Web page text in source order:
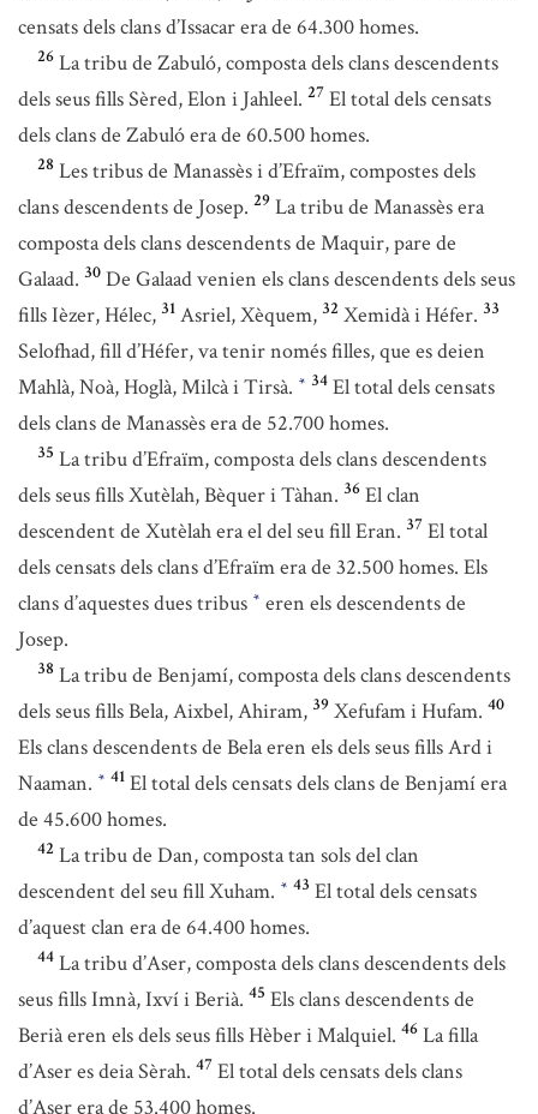
censats dels clans d’Issacar era de 64.300 homes.
26 La tribu de Zabuló, composta dels clans descendents
dels seus fills Sèred, Elon i Jahleel. 27 El total dels censats
dels clans de Zabuló era de 60.500 homes.
28 Les tribus de Manassès i d’Efraïm, compostes dels
clans descendents de Josep. 29 La tribu de Manassès era
composta dels clans descendents de Maquir, pare de
Galaad. 30 De Galaad venien els clans descendents dels seus
fills Ièzer, Hélec, 31 Asriel, Xèquem, 32 Xemidà i Héfer. 33
Selofhad, fill d’Héfer, va tenir només filles, que es deien
Mahlà, Noà, Hoglà, Milcà i Tirsà. * 34 El total dels censats
dels clans de Manassès era de 52.700 homes.
35 La tribu d’Efraïm, composta dels clans descendents
dels seus fills Xutèlah, Bèquer i Tàhan. 36 El clan
descendent de Xutèlah era el del seu fill Eran. 37 El total
dels censats dels clans d’Efraïm era de 32.500 homes. Els
clans d’aquestes dues tribus * eren els descendents de
Josep.
38 La tribu de Benjamí, composta dels clans descendents
dels seus fills Bela, Aixbel, Ahiram, 39 Xefufam i Hufam. 40
Els clans descendents de Bela eren els dels seus fills Ard i
Naaman. * 41 El total dels censats dels clans de Benjamí era
de 45.600 homes.
42 La tribu de Dan, composta tan sols del clan
descendent del seu fill Xuham. * 43 El total dels censats
d’aquest clan era de 64.400 homes.
44 La tribu d’Aser, composta dels clans descendents dels
seus fills Imnà, Ixví i Berià. 45 Els clans descendents de
Berià eren els dels seus fills Hèber i Malquiel. 46 La filla
d’Aser es deia Sèrah. 47 El total dels censats dels clans
d’Aser era de 53.400 homes.